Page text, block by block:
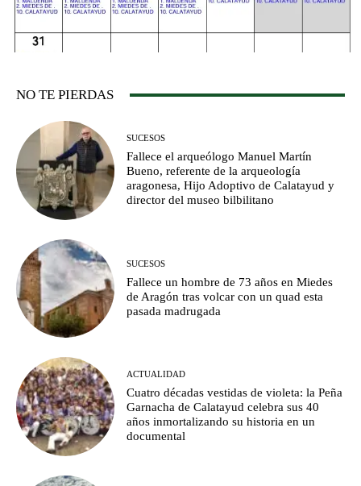
NO TE PIERDAS
SUCESOS
Fallece el arqueólogo Manuel Martín
Bueno, referente de la arqueología
aragonesa, Hijo Adoptivo de Calatayud y
director del museo bilbilitano
SUCESOS
Fallece un hombre de 73 años en Miedes
de Aragón tras volcar con un quad esta
pasada madrugada
ACTUALIDAD
Cuatro décadas vestidas de violeta: la Peña
Garnacha de Calatayud celebra sus 40
años inmortalizando su historia en un
documental